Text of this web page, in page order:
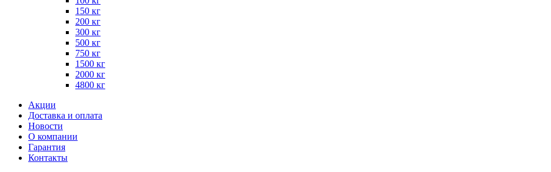
150 кг
200 кг
300 кг
500 кг
750 кг
1500 кг
2000 кг
4800 кг
Акции
Доставка и оплата
Новости
О компании
Гарантия
Контакты